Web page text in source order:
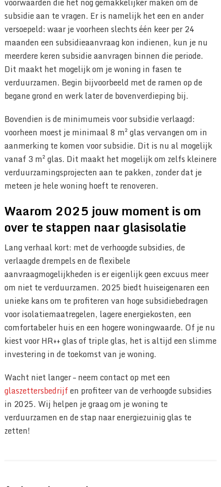
voorwaarden die het nog gemakkelijker maken om de
subsidie aan te vragen. Er is namelijk het een en ander
versoepeld: waar je voorheen slechts één keer per 24
maanden een subsidieaanvraag kon indienen, kun je nu
meerdere keren subsidie aanvragen binnen die periode.
Dit maakt het mogelijk om je woning in fasen te
verduurzamen. Begin bijvoorbeeld met de ramen op de
begane grond en werk later de bovenverdieping bij.
Bovendien is de minimumeis voor subsidie verlaagd:
voorheen moest je minimaal 8 m² glas vervangen om in
aanmerking te komen voor subsidie. Dit is nu al mogelijk
vanaf 3 m² glas. Dit maakt het mogelijk om zelfs kleinere
verduurzamingsprojecten aan te pakken, zonder dat je
meteen je hele woning hoeft te renoveren.
Waarom 2025 jouw moment is om
over te stappen naar glasisolatie
Lang verhaal kort: met de verhoogde subsidies, de
verlaagde drempels en de flexibele
aanvraagmogelijkheden is er eigenlijk geen excuus meer
om niet te verduurzamen. 2025 biedt huiseigenaren een
unieke kans om te profiteren van hoge subsidiebedragen
voor isolatiemaatregelen, lagere energiekosten, een
comfortabeler huis en een hogere woningwaarde. Of je nu
kiest voor HR++ glas of triple glas, het is altijd een slimme
investering in de toekomst van je woning.
Wacht niet langer – neem contact op met een
glaszettersbedrijfen profiteer van de verhoogde subsidies
in 2025. Wij helpen je graag om je woning te
verduurzamen en de stap naar energiezuinig glas te
zetten!